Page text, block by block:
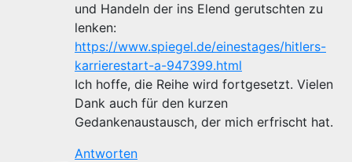
und Handeln der ins Elend gerutschten zu
lenken:
https://www.spiegel.de/einestages/hitlers-
karrierestart-a-947399.html
Ich hoffe, die Reihe wird fortgesetzt. Vielen
Dank auch für den kurzen
Gedankenaustausch, der mich erfrischt hat.
Antworten